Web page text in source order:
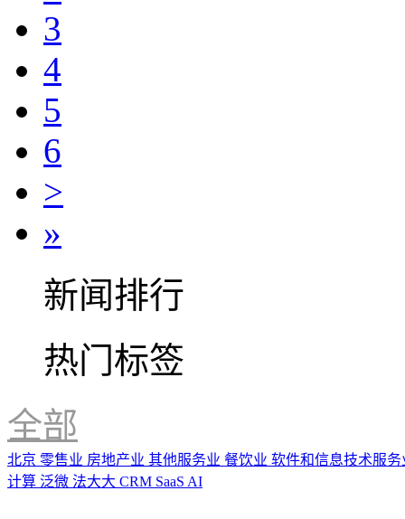
3
4
5
6
>
»
新闻排行
热门标签
全部
北京 零售业 房地产业 其他服务业 餐饮业 软件和信息技术服
计算 泛微 法大大 CRM SaaS AI